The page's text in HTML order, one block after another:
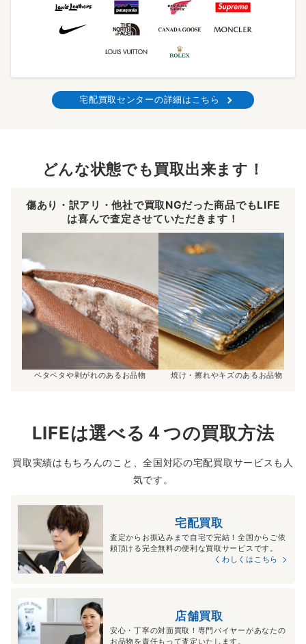
宅配買取センターの詳細はこちら
どんな状態でも買取出来ます！
傷あり・訳アリ・他社で買取NGだった商品でもLIFE
は喜んで査定させていただきます！
ベタベタや剥がれのあるお品物 焼け・擦れやキズのあるお品物
LIFEは選べる４つの買取方法
買取実績はもちろんのこと、全国対応の宅配買取サービスも人
気です。
宅配買取
査定からお振込みまで自宅で完結！全国からご依
頼頂ける完全無料の便利な買取サービスです。
くわしくはこちら
店舗買取
安心・丁寧の対面買取！専門バイヤーがあなたの
お品物を責任もって査定いたします。